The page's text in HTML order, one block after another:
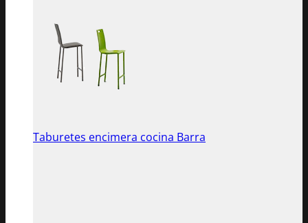
Taburetes encimera cocina Barra